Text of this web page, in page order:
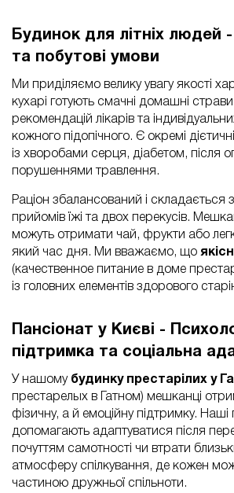
Будинок для літніх людей
та побутові умови
Ми приділяємо велику увагу якості
кухарі готують смачні домашні
рекомендацій лікарів та
кожного підопічного. Є окремі
із хворобами серця, діабетом, після
порушеннями травлення.
Раціон збалансований і складається
прийомів їжі та двох перекусів.
можуть отримати чай, фрукти або
який час дня. Ми вважаємо, що
(качественное питание в доме
із головних елементів здорового
Пансіонат у Києві -
підтримка та соціальна
У нашому будинку престарілих у
престарелых в Гатном) мешканці
фізичну, а й емоційну підтримку. Наші
допомагають адаптуватися після
почуттям самотності чи втрати
атмосферу спілкування, де кожен
частиною дружньої спільноти.